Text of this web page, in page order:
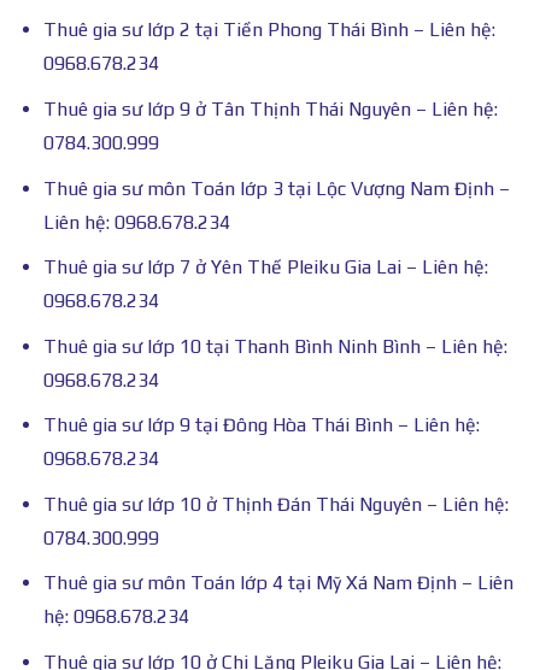
Thuê gia sư lớp 2 tại Tiền Phong Thái Bình – Liên hệ:
0968.678.234
Thuê gia sư lớp 9 ở Tân Thịnh Thái Nguyên – Liên hệ:
0784.300.999
Thuê gia sư môn Toán lớp 3 tại Lộc Vượng Nam Định –
Liên hệ: 0968.678.234
Thuê gia sư lớp 7 ở Yên Thế Pleiku Gia Lai – Liên hệ:
0968.678.234
Thuê gia sư lớp 10 tại Thanh Bình Ninh Bình – Liên hệ:
0968.678.234
Thuê gia sư lớp 9 tại Đông Hòa Thái Bình – Liên hệ:
0968.678.234
Thuê gia sư lớp 10 ở Thịnh Đán Thái Nguyên – Liên hệ:
0784.300.999
Thuê gia sư môn Toán lớp 4 tại Mỹ Xá Nam Định – Liên
hệ: 0968.678.234
Thuê gia sư lớp 10 ở Chi Lăng Pleiku Gia Lai – Liên hệ: